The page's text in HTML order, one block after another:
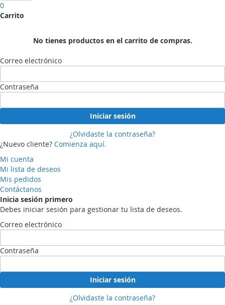
0
Carrito
No tienes productos en el carrito de compras.
Correo electrónico
Contraseña
Iniciar sesión
¿Olvidaste la contraseña?
¿Nuevo cliente? Comienza aquí.
Mi cuenta
Mi lista de deseos
Mis pedidos
Contáctanos
Inicia sesión primero
Debes iniciar sesión para gestionar tu lista de deseos.
Correo electrónico
Contraseña
Iniciar sesión
¿Olvidaste la contraseña?